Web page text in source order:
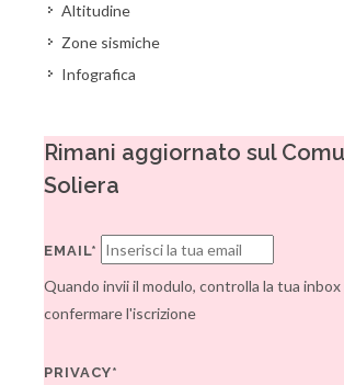
Altitudine
Zone sismiche
Infografica
Rimani aggiornato sul
Soliera
EMAIL*
Quando invii il modulo, controlla la tua
confermare l'iscrizione
PRIVACY*